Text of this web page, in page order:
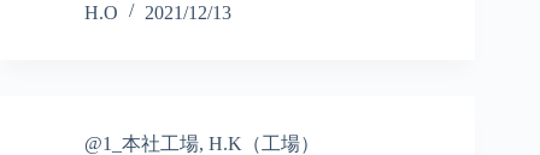
H.O
2021/12/13
@1_本社工場, H.K（工場）